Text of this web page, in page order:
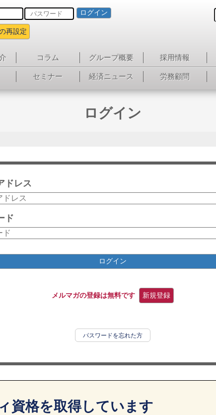
ログイン
再設定
コラム グループ概要 採用情報
セミナー 経済ニュース 労務顧問
ログイン
ドレス
ド
ログイン
メルマガの登録は無料です 新規登録
パスワードを忘れた方
資格を取得しています